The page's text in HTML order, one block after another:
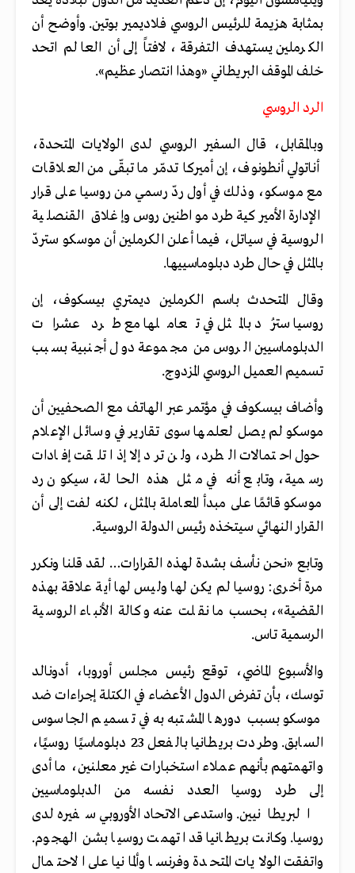
بمثابة هزيمة للرئيس الروسي فلاديمير بوتين. وأوضح أن
الكرملين يستهدف التفرقة، لافتاً إلى أن العالم اتحد
خلف الموقف البريطاني «وهذا انتصار عظيم».
الرد الروسي
وبالمقابل، قال السفير الروسي لدى الولايات المتحدة،
أناتولي أنطونوف، إن أميركا تدمّر ما تبقّى من العلاقات
مع موسكو، وذلك في أول ردّ رسمي من روسيا على قرار
الإدارة الأميركية طرد مواطنين روس وإغلاق القنصلية
الروسية في سياتل، فيما أعلن الكرملين أن موسكو ستردّ
بالمثل في حال طرد دبلوماسييها.
وقال المتحدث باسم الكرملين ديمتري بيسكوف، إن
روسيا سترُد بالمثل في تعاملها مع طرد عشرات
الدبلوماسيين الروس من مجموعة دول أجنبية بسبب
تسميم العميل الروسي المزدوج.
وأضاف بيسكوف في مؤتمر عبر الهاتف مع الصحفيين أن
موسكو لم يصل لعلمها سوى تقارير في وسائل الإعلام
حول احتمالات الطرد، ولن ترد إلا إذا تلقت إفادات
رسمية، وتابع أنه في مثل هذه الحالة، سيكون رد
موسكو قائمًا على مبدأ المعاملة بالمثل، لكنه لفت إلى أن
القرار النهائي سيتخذه رئيس الدولة الروسية.
وتابع «نحن نأسف بشدة لهذه القرارات… لقد قلنا ونكرر
مرة أخرى: روسيا لم يكن لها وليس لها أية علاقة بهذه
القضية»، بحسب ما نقلت عنه وكالة الأنباء الروسية
الرسمية تاس.
والأسبوع الماضي، توقع رئيس مجلس أوروبا، أدونالد
توسك، بأن تفرض الدول الأعضاء في الكتلة إجراءات ضد
موسكو بسبب دورها المشتبه به في تسميم الجاسوس
السابق. وطردت بريطانيا بالفعل 23 دبلوماسيًا روسيًا،
واتهمتهم بأنهم عملاء استخبارات غير معلنين، ما أدى
إلى طرد روسيا العدد نفسه من الدبلوماسيين
البريطانيين. واستدعى الاتحاد الأوروبي سفيره لدى
روسيا. وكانت بريطانيا قد اتهمت روسيا بشن الهجوم.
واتفقت الولايات المتحدة وفرنسا وألمانيا على الاحتمال